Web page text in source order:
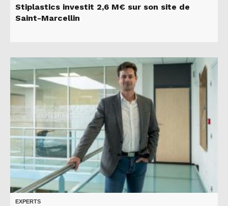
Stiplastics investit 2,6 M€ sur son site de
Saint-Marcellin
EXPERTS